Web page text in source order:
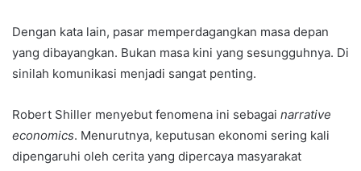
Dengan kata lain, pasar memperdagangkan masa depan
yang dibayangkan. Bukan masa kini yang sesungguhnya. Di
sinilah komunikasi menjadi sangat penting.
Robert Shiller menyebut fenomena ini sebagai narrative
economics. Menurutnya, keputusan ekonomi sering kali
dipengaruhi oleh cerita yang dipercaya masyarakat